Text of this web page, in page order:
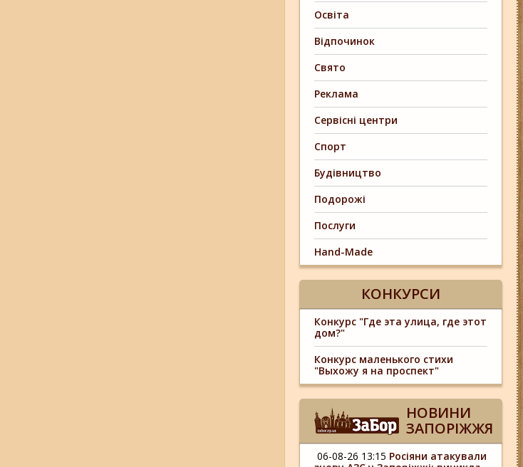
Освіта
Відпочинок
Свято
Реклама
Сервісні центри
Спорт
Будівництво
Подорожі
Послуги
Hand-Made
КОНКУРСИ
Конкурс "Где эта улица, где этот
дом?"
Конкурс маленького стихи
"Выхожу я на проспект"
НОВИНИ
ЗАПОРІЖЖЯ
06-08-26 13:15 Росіяни атакували